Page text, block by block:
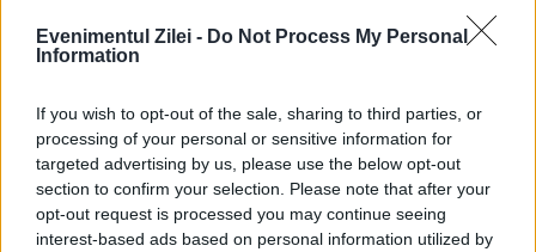
Evenimentul Zilei - Do Not Process My Personal
Information
If you wish to opt-out of the sale, sharing to third parties, or
processing of your personal or sensitive information for
targeted advertising by us, please use the below opt-out
section to confirm your selection. Please note that after your
opt-out request is processed you may continue seeing
interest-based ads based on personal information utilized by
INTERNATIONAL